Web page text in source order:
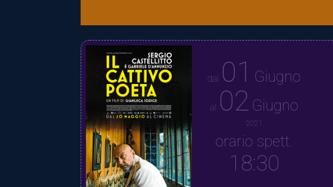
dal 01 Giugno
al 02 Giugno
2021
orario spett.
18:30